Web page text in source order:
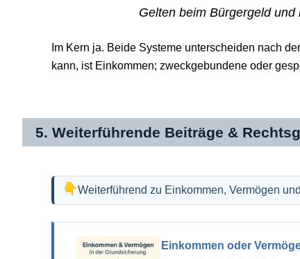
Gelten beim Bürgergeld
Im Kern ja. Beide Systeme unterscheiden nach der
kann, ist Einkommen; zweckgebundene oder
5. Weiterführende Beiträge &
Weiterführend zu Einkommen, Vermögen
Einkommen oder